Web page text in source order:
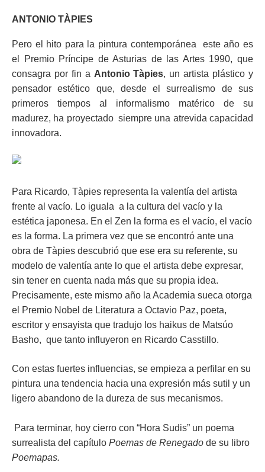
ANTONIO TÀPIES
Pero el hito para la pintura contemporánea
este año es
el Premio Príncipe de Asturias de las Artes 1990, que
consagra por fin a Antonio Tàpies, un artista plástico y
pensador estético que, desde el surrealismo de sus
primeros tiempos al informalismo matérico de su
madurez, ha proyectado siempre una atrevida capacidad
innovadora.
Para Ricardo, Tàpies representa la valentía del artista
frente al vacío. Lo iguala a la cultura del vacío y la
estética japonesa. En el Zen la forma es el vacío, el vacío
es la forma. La primera vez que se encontró ante una
obra de Tàpies descubrió que ese era su referente, su
modelo de valentía ante lo que el artista debe expresar,
sin tener en cuenta nada más que su propia idea.
Precisamente, este mismo año la Academia sueca otorga
el Premio Nobel de Literatura a Octavio Paz, poeta,
escritor y ensayista que tradujo los haikus de Matsúo
Basho, que tanto influyeron en Ricardo Casstillo.
Con estas fuertes influencias, se empieza a perfilar en su
pintura una tendencia hacia una expresión más sutil y un
ligero abandono de la dureza de sus mecanismos.
Para terminar, hoy cierro con “Hora Sudis” un poema
surrealista del capítulo Poemas de Renegado de su libro
Poemapas.